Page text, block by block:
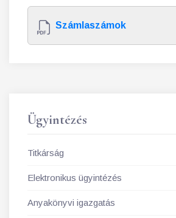
Számlaszámok
Ügyintézés
Titkárság
Elektronikus ügyintézés
Anyakönyvi igazgatás